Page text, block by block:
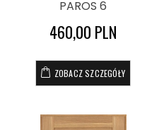
PAROS 6
460,00 PLN
ZOBACZ SZCZEGÓŁY